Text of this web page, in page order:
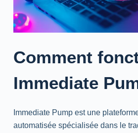
Comment
Immediate
Immediate Pump est une
automatisée spécialisée dans le